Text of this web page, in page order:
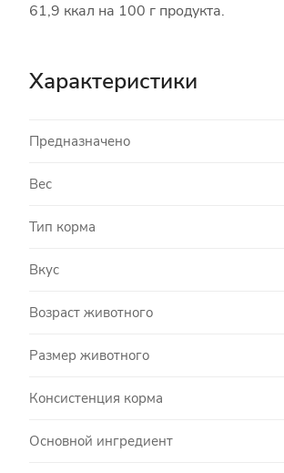
61,9 ккал на 100 г продукта.
Характеристики
Предназначено
Вес
Тип корма
Вкус
Возраст животного
Размер животного
Консистенция корма
Основной ингредиент